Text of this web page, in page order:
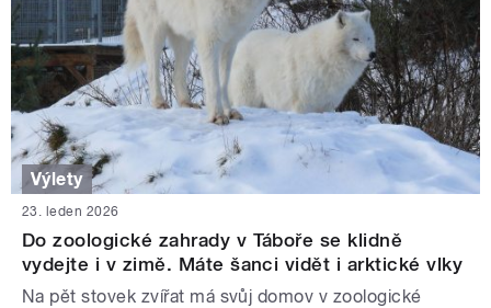
Výlety
23. leden 2026
Do zoologické zahrady v Táboře se klidně
vydejte i v zimě. Máte šanci vidět i arktické vlky
Na pět stovek zvířat má svůj domov v zoologické